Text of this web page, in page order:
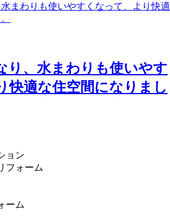
り、水まわりも使いやす
快適な住空間になりまし
ョン
フォーム
ーム